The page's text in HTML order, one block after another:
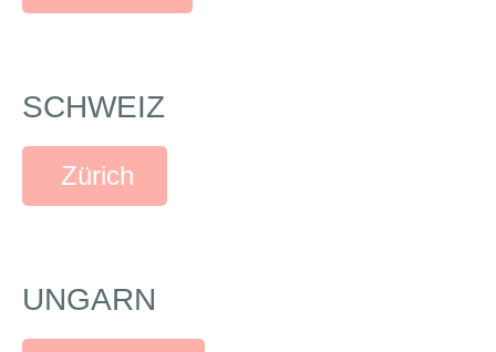
SCHWEIZ
Zürich
UNGARN